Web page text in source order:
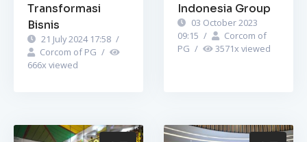
Transformasi
Bisnis
21 July 2024 17:58 /
Corcom of PG /
666x viewed
Indonesia Group
03 October 2023
09:15 /
Corcom of
PG / 3571x viewed